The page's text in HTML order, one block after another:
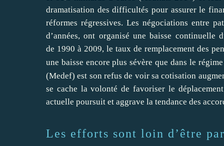
dramatisation des difficultés pour assurer le
réformes régressives. Les négociations entre
d’années, ont organisé une baisse
de 1990 à 2009, le taux de remplacement des
une baisse encore plus sévère que dans le
(Medef) est son refus de voir sa cotisation
se cache la volonté de favoriser le
actuelle poursuit et aggrave la tendance des
Les efforts sont loin d’être